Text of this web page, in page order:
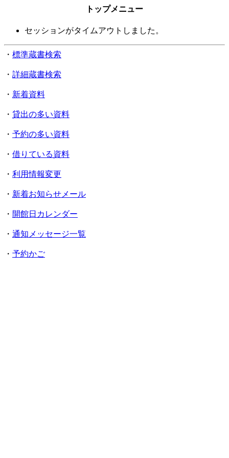
トップメニュー
セッションがタイムアウトしました。
・ 標準蔵書検索
・ 詳細蔵書検索
・ 新着資料
・ 貸出の多い資料
・ 予約の多い資料
・ 借りている資料
・ 利用情報変更
・ 新着お知らせメール
・ 開館日カレンダー
・ 通知メッセージ一覧
・ 予約かご